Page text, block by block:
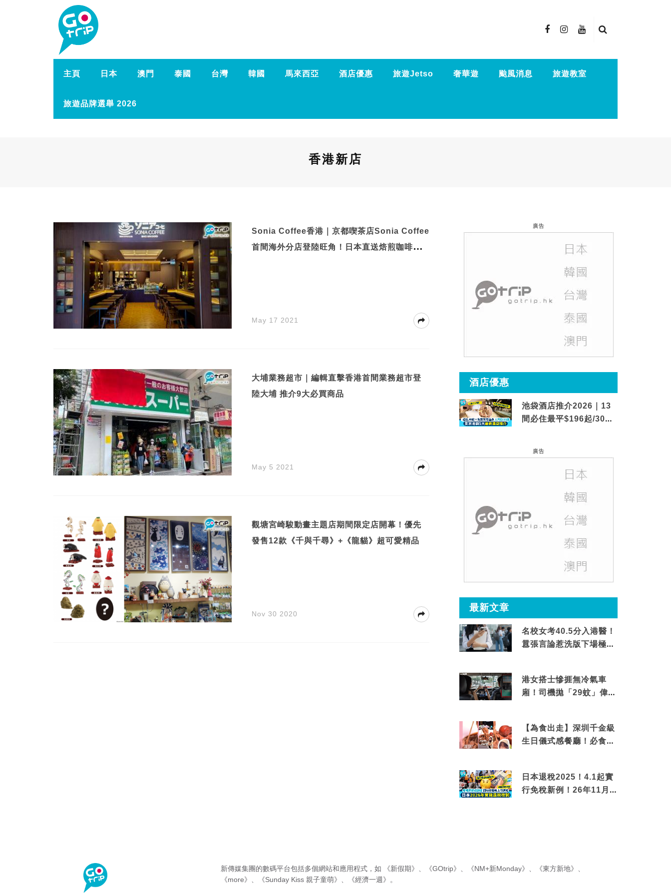
主頁 日本 澳門 泰國 台灣 韓國 馬來西亞 酒店優惠 旅遊Jetso 奢華遊 颱風消息 旅遊教室
旅遊品牌選舉 2026
香港新店
Sonia Coffee香港｜京都喫茶店Sonia Coffee
首間海外分店登陸旺角！日本直送焙煎咖啡豆/
May 17 2021
大埔業務超市｜編輯直擊香港首間業務超市登
陸大埔 推介9大必買商品
May 5 2021
觀塘宮崎駿動畫主題店期間限定店開幕！優先
發售12款《千與千尋》+《龍貓》超可愛精品
Nov 30 2020
廣告
酒店優惠
池袋酒店推介2026｜13
間必住最平$196起/30秒
廣告
最新文章
名校女考40.5分入港醫！
囂張言論惹洗版下場極震
港女搭士慘捱無冷氣車
廂！司機拋「29蚊」偉論
【為食出走】深圳千金級
生日儀式感餐廳！必食失
日本退稅2025！4.1起實
行免稅新例！26年11月
新傳媒集團的數碼平台包括多個網站和應用程式，如 《新假期》 《GOtrip》 《NM+新Monday》 《東方新地》
《more》
《Sunday Kiss 親子童萌》 《經濟一週》 。